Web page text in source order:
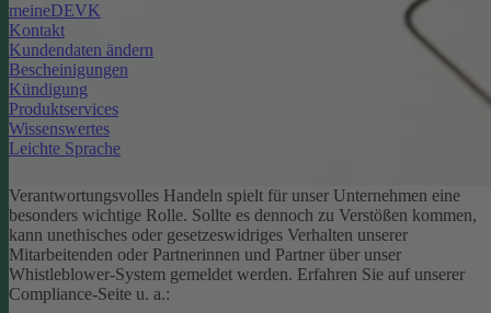
meineDEVK
Kontakt
Kundendaten ändern
Bescheinigungen
Kündigung
Produktservices
Wissenswertes
Leichte Sprache
Verantwortungsvolles Handeln spielt für unser Unternehmen eine
besonders wichtige Rolle. Sollte es dennoch zu Verstößen kommen,
kann unethisches oder gesetzeswidriges Verhalten unserer
Mitarbeitenden oder Partnerinnen und Partner über unser
Whistleblower-System gemeldet werden. Erfahren Sie auf unserer
Compliance-Seite u. a.: